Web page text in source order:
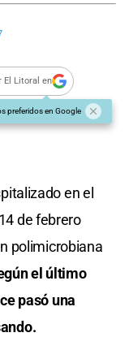
El Litoral en
preferidos en Google
en el
de febrero
polimicrobiana
el último
pasó una